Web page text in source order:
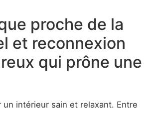
proche de la
et reconnexion
qui prône une
intérieur sain et relaxant. Entre